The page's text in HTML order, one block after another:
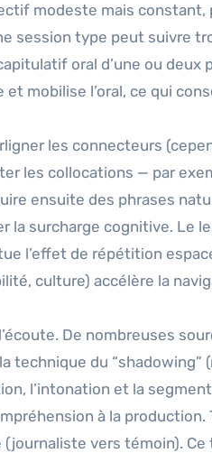
modeste mais constant,
session type peut suivre
oral d’une ou deux
mobilise l’oral, ce qui
les connecteurs
les collocations — par
ensuite des phrases
surcharge cognitive. Le
l’effet de répétition
culture) accélère la
De nombreuses
technique du “shadowing”
l’intonation et la
à la
vers témoin).